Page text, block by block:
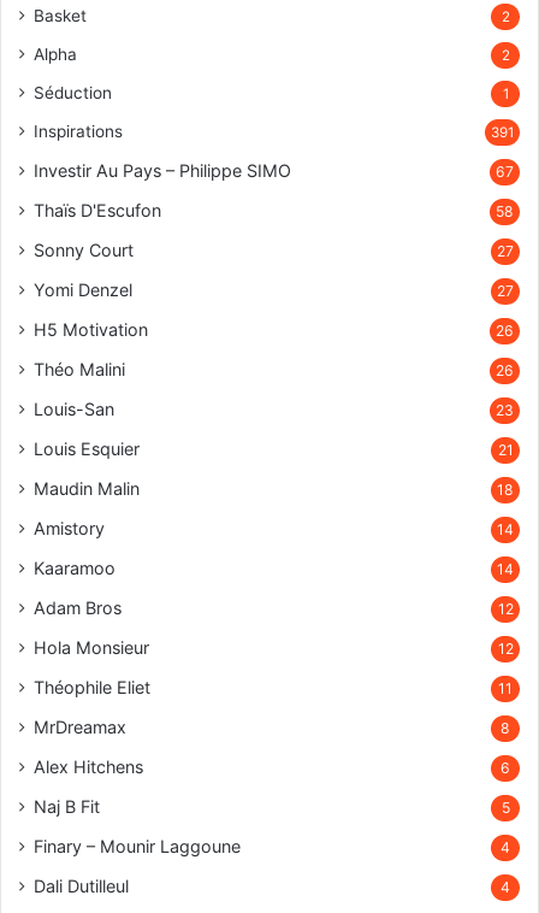
Basket 2
Alpha 2
Séduction 1
Inspirations 391
Investir Au Pays – Philippe SIMO 67
Thaïs D'Escufon 58
Sonny Court 27
Yomi Denzel 27
H5 Motivation 26
Théo Malini 26
Louis-San 23
Louis Esquier 21
Maudin Malin 18
Amistory 14
Kaaramoo 14
Adam Bros 12
Hola Monsieur 12
Théophile Eliet 11
MrDreamax 8
Alex Hitchens 6
Naj B Fit 5
Finary – Mounir Laggoune 4
Dali Dutilleul 4